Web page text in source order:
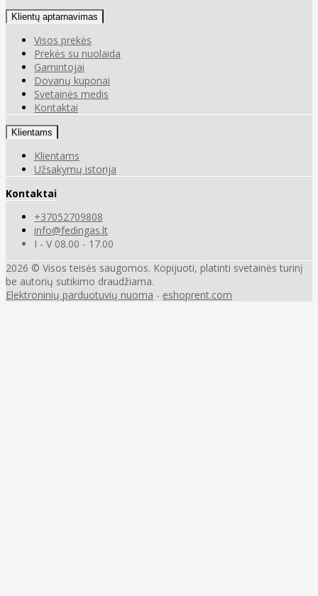
Klientų aptarnavimas
Visos prekės
Prekės su nuolaida
Gamintojai
Dovanų kuponai
Svetainės medis
Kontaktai
Klientams
Klientams
Užsakymų istorija
Kontaktai
+37052709808
info@fedingas.lt
I - V 08.00 - 17.00
2026 © Visos teisės saugomos. Kopijuoti, platinti svetainės turinį
be autorių sutikimo draudžiama.
Elektroninių parduotuvių nuoma - eshoprent.com